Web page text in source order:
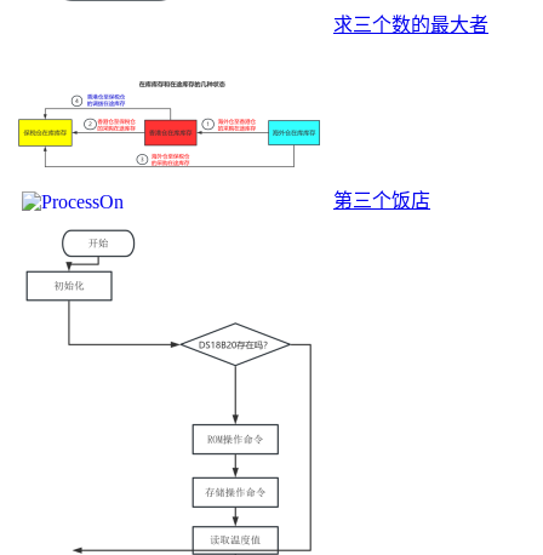
求三个数的最大者
第三个饭店